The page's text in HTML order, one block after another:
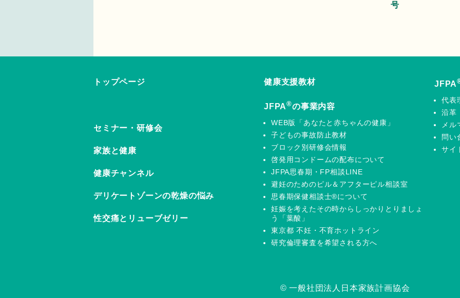
号
トップページ
セミナー・研修会
家族と健康
健康チャンネル
デリケートゾーンの乾燥の悩み
性交痛とリューブゼリー
健康支援教材
JFPA®の事業内容
WEB版「あなたと赤ちゃんの健康」
子どもの事故防止教材
ブロック別研修会情報
啓発用コンドームの配布について
JFPA思春期・FP相談LINE
避妊のためのピル＆アフターピル相談室
思春期保健相談士®について
妊娠を考えたその時からしっかりとりましょ
う「葉酸」
東京都 不妊・不育ホットライン
研究倫理審査を希望される方へ
JFPA
代表
沿革
メル
問い
サイ
© 一般社団法人日本家族計画協会